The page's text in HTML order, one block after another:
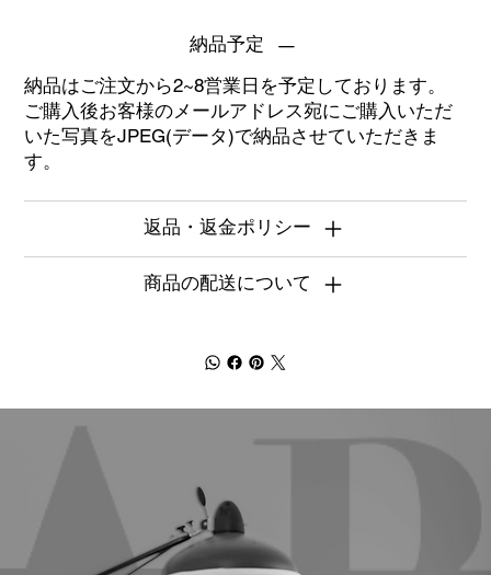
納品予定
納品はご注文から2~8営業日を予定しております。
ご購入後お客様のメールアドレス宛にご購入いただ
いた写真をJPEG(データ)で納品させていただきま
す。
返品・返金ポリシー
商品の配送について